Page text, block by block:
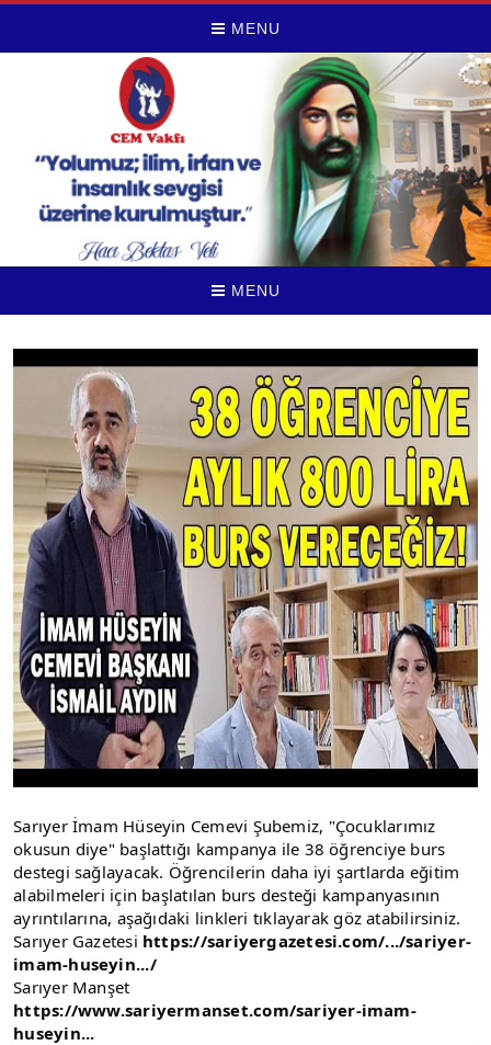
MENU
MENU
Sarıyer İmam Hüseyin Cemevi Şubemiz, "Çocuklarımız
okusun diye" başlattığı kampanya ile 38 öğrenciye burs
destegi sağlayacak. Öğrencilerin daha iyi şartlarda eğitim
alabilmeleri için başlatılan burs desteği kampanyasının
ayrıntılarına, aşağıdaki linkleri tıklayarak göz atabilirsiniz.
Sarıyer Gazetesi https://sariyergazetesi.com/.../sariyer-
imam-huseyin.../
Sarıyer Manşet
https://www.sariyermanset.com/sariyer-imam-
huseyin...